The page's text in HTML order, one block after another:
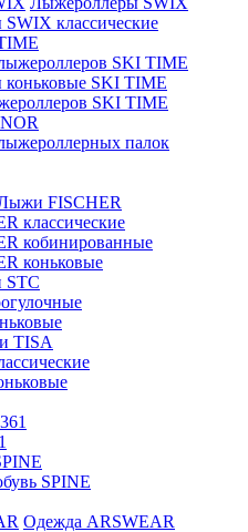
классические
SKI TIME
SKI TIME
SKI TIME
палок
FISCHER
классические
кобинированные
коньковые
TISA
SPINE
Одежда ARSWEAR